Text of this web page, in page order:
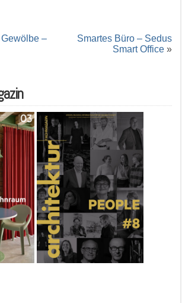
–
Smartes Büro – Sedus
Smart Office »